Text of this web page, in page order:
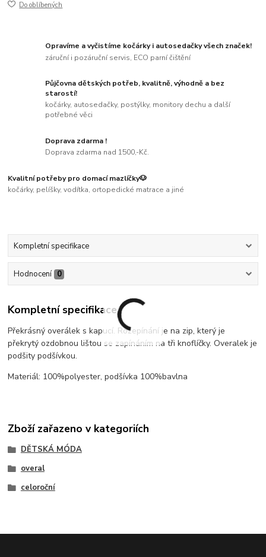
Do oblíbených
Opravíme a vyčistíme kočárky i autosedačky všech značek!
záruční i pozáruční servis, ECO parní čištění
Půjčovna dětských potřeb, kvalitně, výhodně a bez
starostí!
kočárky, autosedačky, postýlky, monitory dechu a další
potřebné věci
Doprava zdarma !
Doprava zdarma nad 1500,-Kč.
Kvalitní potřeby pro domací mazlíčky🐶
kočárky, pelíšky, vodítka, ortopedické matrace a jiné
Kompletní specifikace
Hodnocení 0
Kompletní specifikace
Překrásný overálek s kapucí. Rozepínání je na zip, který je
překrytý ozdobnou lištou se zapínáním na tři knoflíčky. Overalek je
podšity podšívkou.
Materiál: 100%polyester, podšívka 100%bavlna
Zboží zařazeno v kategoriích
DĚTSKÁ MÓDA
overal
celoroční